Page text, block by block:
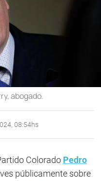
abogado.
08:54hs
Colorado Pedro
públicamente sobre